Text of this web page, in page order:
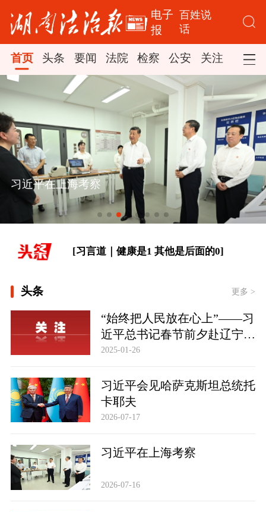
电子
报
百姓说
话
首页 头条 要闻 法院 检察 公安 关注 司法
人工智能发展的中国之道：前瞻布局 健康发展
[“紧紧抓住那些惠及面广、牵一发而动
全身的工作”——突出重点推进健康中
国建设观察]
一见·三个关键词，读懂中国经济“半年
答卷”
[构建更高水平的全民健身公共服务体
系]
[习言道｜健康是1 其他是后面的0]
全身的工作”——突出重点推进健康中
一见·三个关键词，读懂中国经济“半年
头条 更多 >
“始终把人民放在心上”——习
近平总书记春节前夕赴辽宁看
望慰问基层干部群众纪实
2025-01-26
习近平会见哈萨克斯坦总统托
卡耶夫
2026-07-17
习近平在上海考察
2026-07-16